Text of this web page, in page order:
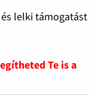
lelki támogatást
Te is a